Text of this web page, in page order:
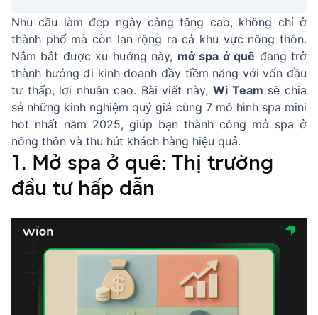
Nhu cầu làm đẹp ngày càng tăng cao, không chỉ ở
thành phố mà còn lan rộng ra cả khu vực nông thôn.
Nắm bắt được xu hướng này, mở spa ở quê đang trở
thành hướng đi kinh doanh đầy tiềm năng với vốn đầu
tư thấp, lợi nhuận cao. Bài viết này, Wi Team sẽ chia
sẻ những kinh nghiệm quý giá cùng 7 mô hình spa mini
hot nhất năm 2025, giúp bạn thành công mở spa ở
nông thôn và thu hút khách hàng hiệu quả.
1. Mở spa ở quê: Thị trường
đầu tư hấp dẫn